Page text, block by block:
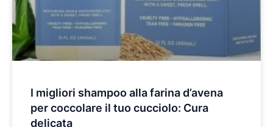
I migliori shampoo alla farina d’avena
per coccolare il tuo cucciolo: Cura
delicata